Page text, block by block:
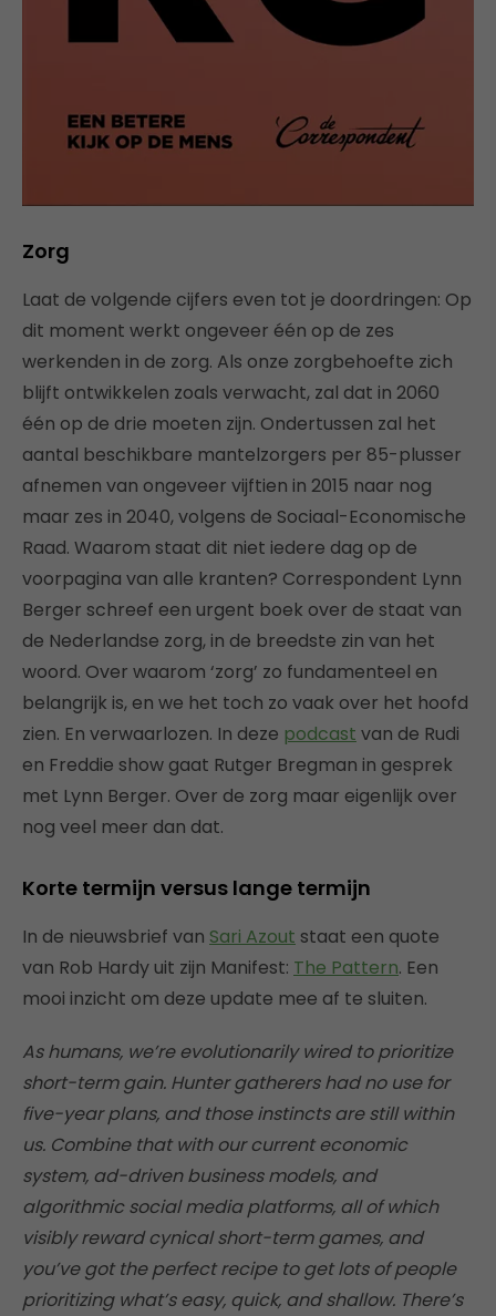
Zorg
Laat de volgende cijfers even tot je doordringen: Op
dit moment werkt ongeveer één op de zes
werkenden in de zorg. Als onze zorgbehoefte zich
blijft ontwikkelen zoals verwacht, zal dat in 2060
één op de drie moeten zijn. Ondertussen zal het
aantal beschikbare mantelzorgers per 85-plusser
afnemen van ongeveer vijftien in 2015 naar nog
maar zes in 2040, volgens de Sociaal-Economische
Raad. Waarom staat dit niet iedere dag op de
voorpagina van alle kranten? Correspondent Lynn
Berger schreef een urgent boek over de staat van
de Nederlandse zorg, in de breedste zin van het
woord. Over waarom ‘zorg’ zo fundamenteel en
belangrijk is, en we het toch zo vaak over het hoofd
zien. En verwaarlozen. In deze podcast van de Rudi
en Freddie show gaat Rutger Bregman in gesprek
met Lynn Berger. Over de zorg maar eigenlijk over
nog veel meer dan dat.
Korte termijn versus lange termijn
In de nieuwsbrief van Sari Azout staat een quote
van Rob Hardy uit zijn Manifest: The Pattern. Een
mooi inzicht om deze update mee af te sluiten.
As humans, we’re evolutionarily wired to prioritize
short-term gain. Hunter gatherers had no use for
five-year plans, and those instincts are still within
us. Combine that with our current economic
system, ad-driven business models, and
algorithmic social media platforms, all of which
visibly reward cynical short-term games, and
you’ve got the perfect recipe to get lots of people
prioritizing what’s easy, quick, and shallow. There’s